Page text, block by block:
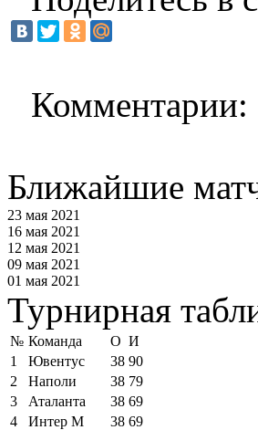
Комментарии:
Ближайшие
23 мая 2021
16 мая 2021
12 мая 2021
09 мая 2021
01 мая 2021
Турнирная
№ Команда О И
1
Ювентус 38 90
2
Наполи 38 79
3
Аталанта 38 69
4
Интер М 38 69